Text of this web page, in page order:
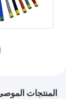
المنتجات